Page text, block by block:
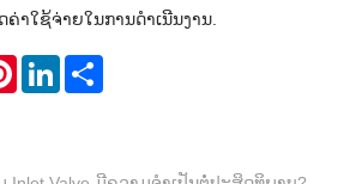
ຄ່າໃຊ້ຈ່າຍໃນການດໍາເນີນງານ.
PinterestLinkedIn